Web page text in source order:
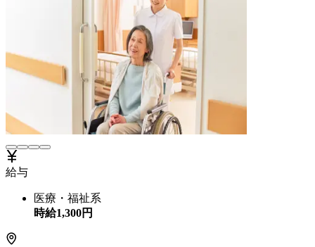
給与
医療・福祉系
時給1,300円